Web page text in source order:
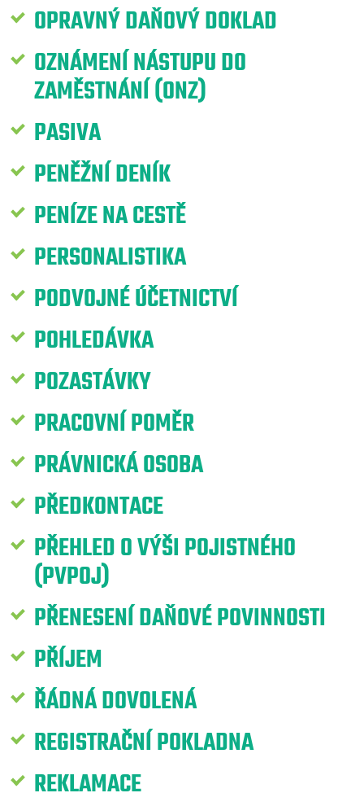
OPRAVNÝ DAŇOVÝ DOKLAD
OZNÁMENÍ NÁSTUPU DO
ZAMĚSTNÁNÍ (ONZ)
PASIVA
PENĚŽNÍ DENÍK
PENÍZE NA CESTĚ
PERSONALISTIKA
PODVOJNÉ ÚČETNICTVÍ
POHLEDÁVKA
POZASTÁVKY
PRACOVNÍ POMĚR
PRÁVNICKÁ OSOBA
PŘEDKONTACE
PŘEHLED O VÝŠI POJISTNÉHO
(PVPOJ)
PŘENESENÍ DAŇOVÉ POVINNOSTI
PŘÍJEM
ŘÁDNÁ DOVOLENÁ
REGISTRAČNÍ POKLADNA
REKLAMACE